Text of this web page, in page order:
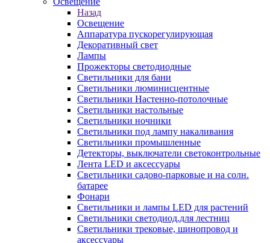
Назад
Освещение
Аппаратура пускорегулирующая
Декоративный свет
Лампы
Прожекторы светодиодные
Светильники для бани
Светильники люминисцентные
Светильники Настенно-потолочные
Светильники настольные
Светильники ночники
Светильники под лампу накаливания
Светильники промышленные
Детекторы, выключатели светоконтрольные
Лента LED и аксессуары
Светильники садово-парковые и на солн.
батарее
Фонари
Светильники и лампы LED для растений
Светильники светодиод.для лестниц
Светильники трековые, шинопровод и
аксессуары